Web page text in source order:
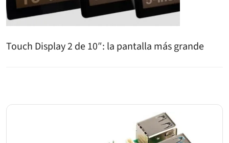
Touch Display 2 de 10″: la pantalla más grande